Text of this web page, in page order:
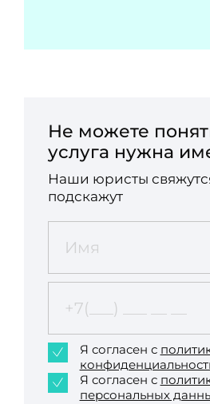
Не можете
услуга нужна
Наши юристы
подскажут
Я согласен с
Я согласен с
персональных